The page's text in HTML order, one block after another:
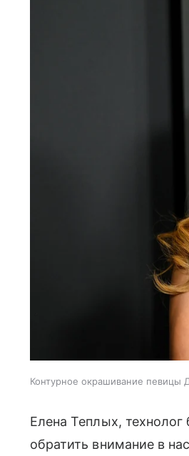
Контурное окрашивание певицы
Елена Теплых, технолог
обратить внимание в